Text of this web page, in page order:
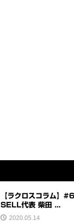
【ラクロスコラム】
SELL代表 柴田 ...
2020.05.14